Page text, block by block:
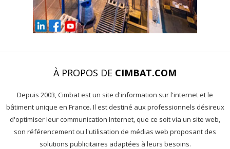
À PROPOS DE CIMBAT.COM
Depuis 2003, Cimbat est un site d'information sur l'internet et le
bâtiment unique en France. Il est destiné aux professionnels désireux
d'optimiser leur communication Internet, que ce soit via un site web,
son référencement ou l'utilisation de médias web proposant des
solutions publicitaires adaptées à leurs besoins.